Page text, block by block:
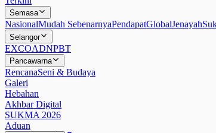
Semasa
NasionalMudah SebenarnyaPendapatGlobalJenayah
Selangor
EXCOADNPBT
Pancawarna
RencanaSeni & Budaya
Galeri
Hebahan
Akhbar Digital
SUKMA 2026
Aduan